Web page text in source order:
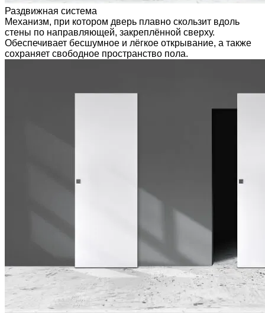
Раздвижная система
Механизм, при котором дверь плавно скользит вдоль
стены по направляющей, закреплённой сверху.
Обеспечивает бесшумное и лёгкое открывание, а также
сохраняет свободное пространство пола.